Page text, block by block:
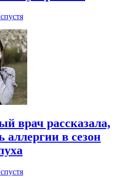
врач рассказала,
аллергии в сезон